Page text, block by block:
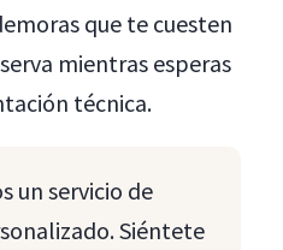
que te cuesten
mientras esperas
técnica.
un servicio de
Siéntete